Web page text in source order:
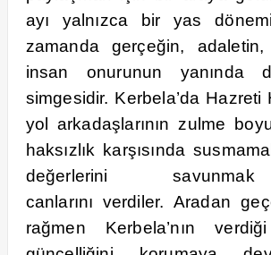
ayı yalnızca bir yas
zamanda gerçeğin,
insan onurunun yanında
simgesidir. Kerbela’da Hazreti
yol arkadaşlarının zulme
haksızlık karşısında
değerlerini
canlarını verdiler. Aradan
rağmen Kerbela’nın